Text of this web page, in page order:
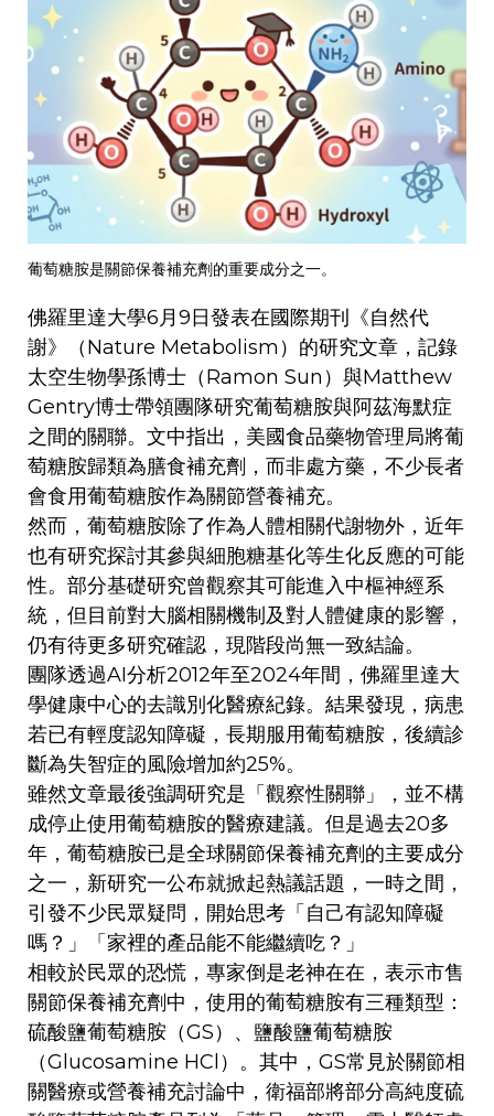
葡萄糖胺是關節保養補充劑的重要成分之一。
佛羅里達大學6月9日發表在國際期刊《自然代
謝》（Nature Metabolism）的研究文章，記錄
太空生物學孫博士（Ramon Sun）與Matthew
Gentry博士帶領團隊研究葡萄糖胺與阿茲海默症
之間的關聯。文中指出，美國食品藥物管理局將葡
萄糖胺歸類為膳食補充劑，而非處方藥，不少長者
會食用葡萄糖胺作為關節營養補充。
然而，葡萄糖胺除了作為人體相關代謝物外，近年
也有研究探討其參與細胞糖基化等生化反應的可能
性。部分基礎研究曾觀察其可能進入中樞神經系
統，但目前對大腦相關機制及對人體健康的影響，
仍有待更多研究確認，現階段尚無一致結論。
團隊透過AI分析2012年至2024年間，佛羅里達大
學健康中心的去識別化醫療紀錄。結果發現，病患
若已有輕度認知障礙，長期服用葡萄糖胺，後續診
斷為失智症的風險增加約25%。
雖然文章最後強調研究是「觀察性關聯」，並不構
成停止使用葡萄糖胺的醫療建議。但是過去20多
年，葡萄糖胺已是全球關節保養補充劑的主要成分
之一，新研究一公布就掀起熱議話題，一時之間，
引發不少民眾疑問，開始思考「自己有認知障礙
嗎？」「家裡的產品能不能繼續吃？」
相較於民眾的恐慌，專家倒是老神在在，表示市售
關節保養補充劑中，使用的葡萄糖胺有三種類型：
硫酸鹽葡萄糖胺（GS）、鹽酸鹽葡萄糖胺
（Glucosamine HCl）。其中，GS常見於關節相
關醫療或營養補充討論中，衛福部將部分高純度硫